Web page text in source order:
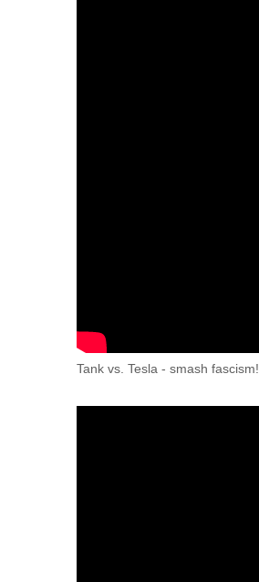
Tank vs. Tesla - smash fascism!